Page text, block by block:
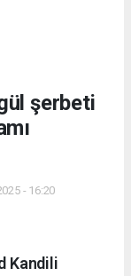
şerbeti
- 16:20
Kandili